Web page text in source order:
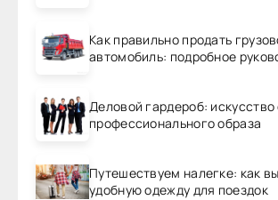
Как правильно продать
автомобиль: подробное
Деловой гардероб: искусство
профессионального образа
Путешествуем налегке: как
удобную одежду для поездок